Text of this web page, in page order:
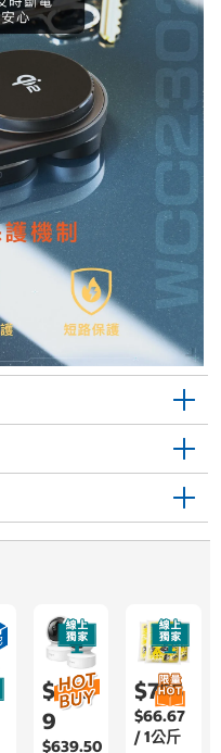
$1,59
9
$639.50
$755
$66.67
/ 1公斤